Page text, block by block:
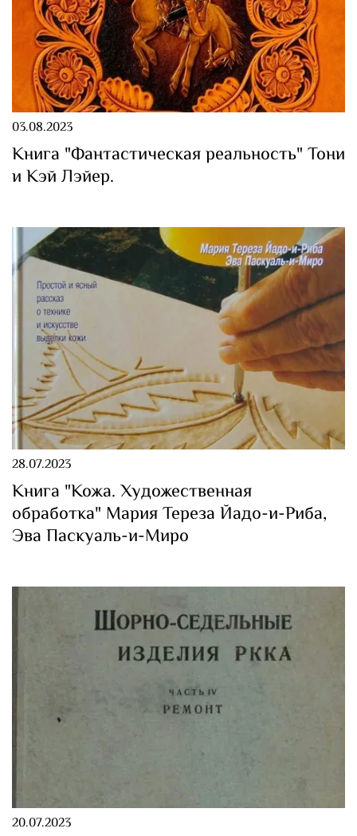
03.08.2023
Книга "Фантастическая реальность" Тони
и Кэй Лэйер.
28.07.2023
Книга "Кожа. Художественная
обработка" Мария Тереза Йадо-и-Риба,
Эва Паскуаль-и-Миро
20.07.2023